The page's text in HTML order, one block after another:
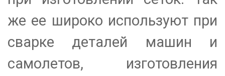
же ее широко используют при
сварке деталей машин и
самолетов, изготовления